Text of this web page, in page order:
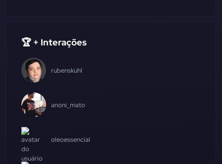
🏆 + Interações
rubenskuhl
anoni_mato
oleoessencial